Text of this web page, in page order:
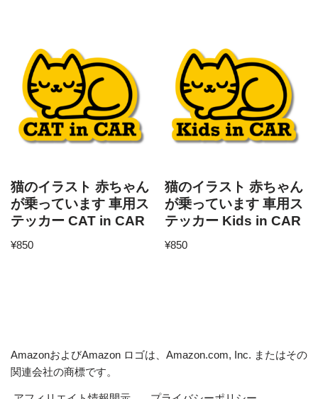
猫のイラスト 赤ちゃん
が乗っています 車用ス
テッカー CAT in CAR
¥850
猫のイラスト 赤ちゃん
が乗っています 車用ス
テッカー Kids in CAR
¥850
AmazonおよびAmazon ロゴは、Amazon.com, Inc. またはその
関連会社の商標です。